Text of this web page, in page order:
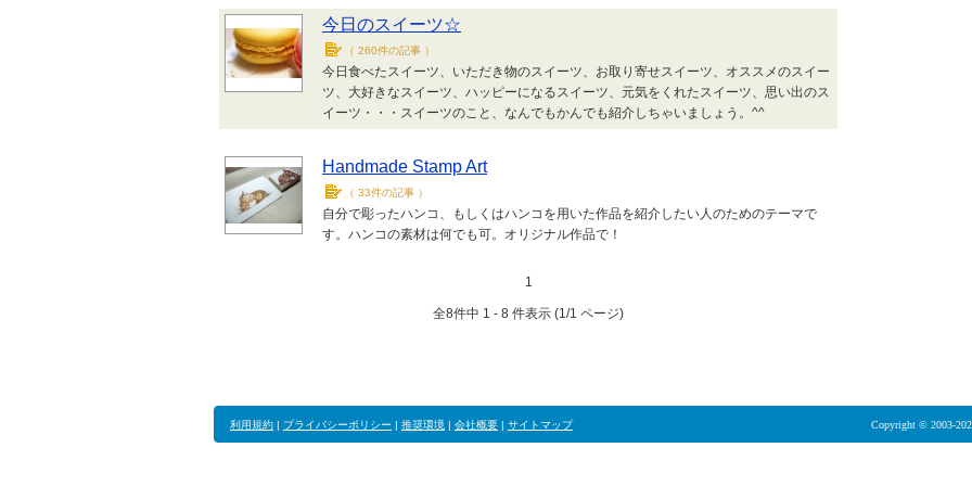
今日のスイーツ☆
（ 260件の記事 ）
今日食べたスイーツ、いただき物のスイーツ、お取り寄せスイーツ、オススメのスイー
ツ、大好きなスイーツ、ハッピーになるスイーツ、元気をくれたスイーツ、思い出のス
イーツ・・・スイーツのこと、なんでもかんでも紹介しちゃいましょう。^^
Handmade Stamp Art
（ 33件の記事 ）
自分で彫ったハンコ、もしくはハンコを用いた作品を紹介したい人のためのテーマで
す。ハンコの素材は何でも可。オリジナル作品で！
1
全8件中 1 - 8 件表示 (1/1 ページ)
利用規約 | プライバシーポリシー | 推奨環境 | 会社概要 | サイトマップ Copyright © 2003-